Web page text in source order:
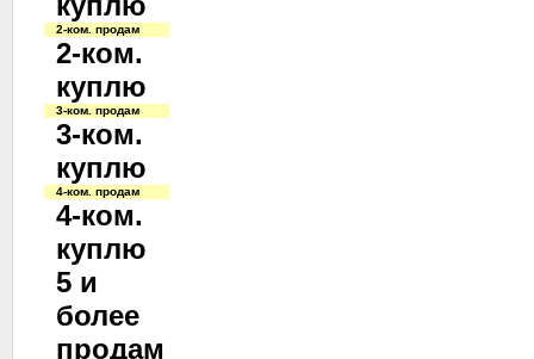
2-ком. продам
2-ком.
куплю
3-ком. продам
3-ком.
куплю
4-ком. продам
4-ком.
куплю
5 и
более
продам